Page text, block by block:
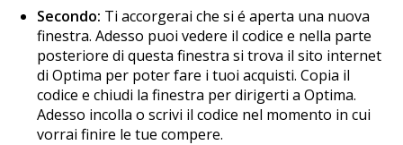
Secondo: Ti accorgerai che si é aperta una nuova
finestra. Adesso puoi vedere il codice e nella parte
posteriore di questa finestra si trova il sito internet
di Optima per poter fare i tuoi acquisti. Copia il
codice e chiudi la finestra per dirigerti a Optima.
Adesso incolla o scrivi il codice nel momento in cui
vorrai finire le tue compere.